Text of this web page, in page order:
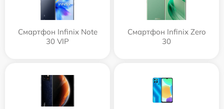
Смартфон Infinix Note
30 VIP
Смартфон Infinix Zero
30